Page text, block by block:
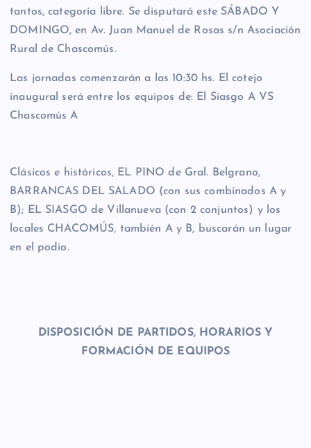
tantos, categoría libre. Se disputará este SÁBADO Y
DOMINGO, en Av. Juan Manuel de Rosas s/n Asociación
Rural de Chascomús.
Las jornadas comenzarán a las 10:30 hs. El cotejo
inaugural será entre los equipos de: El Siasgo A VS
Chascomús A
Clásicos e históricos, EL PINO de Gral. Belgrano,
BARRANCAS DEL SALADO (con sus combinados A y
B); EL SIASGO de Villanueva (con 2 conjuntos) y los
locales CHACOMÚS, también A y B, buscarán un lugar
en el podio.
DISPOSICIÓN DE PARTIDOS, HORARIOS Y
FORMACIÓN DE EQUIPOS